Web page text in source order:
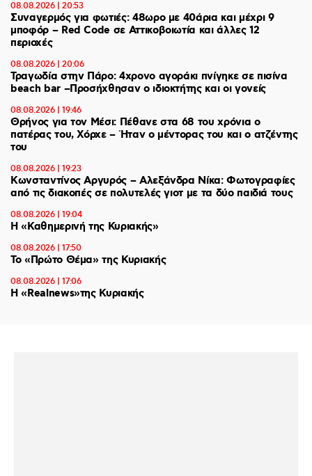
08.08.2026 | 20:53
Συναγερμός για φωτιές: 48ωρο με 40άρια και μέχρι 9
μποφόρ – Red Code σε Αττικοβοιωτία και άλλες 12
περιοχές
08.08.2026 | 20:06
Τραγωδία στην Πάρο: 4χρονο αγοράκι πνίγηκε σε πισίνα
beach bar –Προσήχθησαν ο ιδιοκτήτης και οι γονείς
08.08.2026 | 19:46
Θρήνος για τον Μέσι: Πέθανε στα 68 του χρόνια ο
πατέρας του, Χόρχε – Ήταν ο μέντορας του και ο ατζέντης
του
08.08.2026 | 19:23
Κωνσταντίνος Αργυρός – Αλεξάνδρα Νίκα: Φωτογραφίες
από τις διακοπές σε πολυτελές γιοτ με τα δύο παιδιά τους
08.08.2026 | 19:04
H «Καθημερινή της Κυριακής»
08.08.2026 | 17:50
Το «Πρώτο Θέμα» της Κυριακής
08.08.2026 | 17:06
Η «Realnews»της Κυριακής